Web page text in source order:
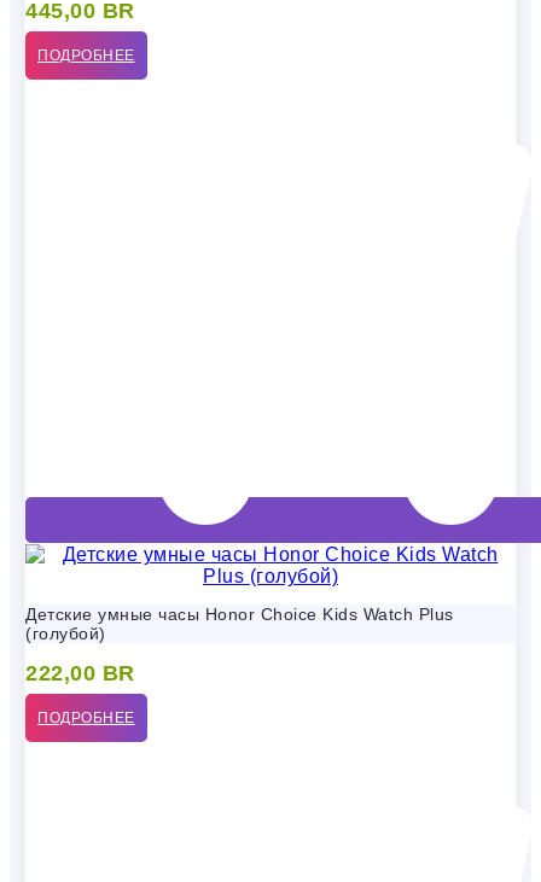
445,00 BR
ПОДРОБНЕЕ
Детские умные часы Honor Choice Kids Watch Plus
(голубой)
222,00 BR
ПОДРОБНЕЕ